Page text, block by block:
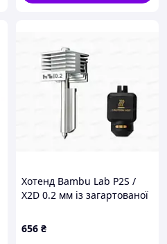
Хотенд Bambu Lab P2S /
X2D 0.2 мм із загартованої
656 ₴